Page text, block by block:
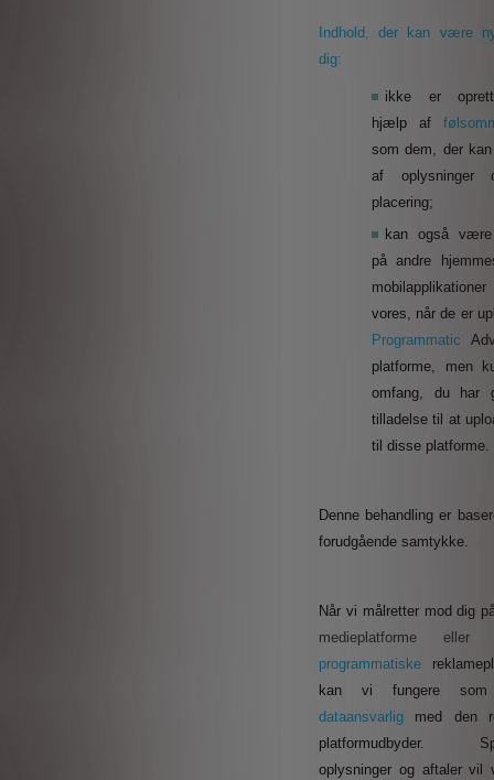
Indhold, der kan være
dig:
ikke er
hjælp af
som dem, der
af oplysninger
placering;
kan også
på andre
vores, når de er
Programmatic
platforme, men
omfang, du har
tilladelse til at
til disse platforme.
Denne behandling er
forudgående samtykke.
Når vi målretter mod dig
medieplatforme eller
programmatiske
kan vi fungere
dataansvarlig med den
platformudbyder.
oplysninger og aftaler vil